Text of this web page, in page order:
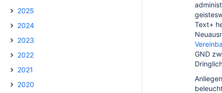
2025
2024
2023
2022
2021
2020
Text+
GND